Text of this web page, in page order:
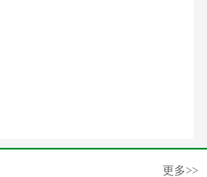
更多>>